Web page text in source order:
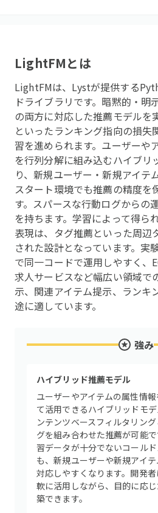
LightFMとは
LightFMは、Lystが提供する
ドライブラリです。暗黙的・明
の両方に対応した推薦モデルを
といったランキング指向の損失
習を進められます。ユーザーや
を行列分解に組み込むハイブリ
り、新規ユーザー・新規アイテ
スタート環境でも推薦の精度を
す。スパースな行動ログからの
を持ちます。学習によって得ら
表現は、タグ推薦といった周辺
された設計となっています。実
で同一コードで運用しやすく、
求人サービスなど幅広い領域で
示、関連アイテム提示、ランキ
途に適しています。
強み
ハイブリッド推薦モデル
ユーザーやアイテムの属性情
て活用できるハイブリッドモ
ンテンツベースフィルタリン
グを組み合わせた推薦が可能
習データが十分でないコール
も、新規ユーザーや新規アイ
対応しやすくなります。開発
軟に活用しながら、目的に応
築できます。